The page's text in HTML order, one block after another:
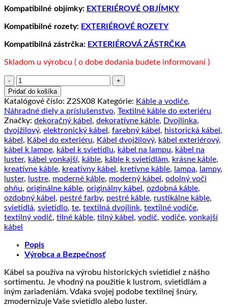
Kompatibilné objímky: EXTERIÉROVÉ OBJÍMKY
Kompatibilné rozety: EXTERIÉROVÉ ROZETY
Kompatibilná zástrčka: EXTERIÉROVÁ ZÁSTRČKA
Skladom u výrobcu ( o dobe dodania budete informovaní )
množstvo
Kábel
do
exteriéru
dvojžilový
v
podobe
textilnej
šnúry
so
vzorom,
Pixel,
bavlna,
2
x
1mm,
meter
Pridať do košíka
Katalógové číslo: Z2SX08 Kategórie: Káble a vodiče,
Náhradné diely a príslušenstvo, Textilné káble do exteriéru
Značky: dekoračný kábel , dekoratívne káble, Dvojlinka,
dvojžilový, elektronický kábel , farebný kábel , historická kábel ,
kábel , Kábel do exteriéru, Kábel dvojžilový, kábel exteriérový,
kábel k lampe, kábel k svietidlu, kábel na lampu, kábel na
luster, kábel vonkajší, káble, káble k svietidlám, krásne káble,
kreatívne káble, kreatívny kábel , kretívne káble, lampa, lampy,
luster, lustre, moderné káble, moderný kábel , odolný voči
ohňu, originálne káble, originálny kábel , ozdobná káble,
ozdobný kábel , pestré farby, pestré káble, rustikálne káble,
svietidlá, svietidlo, te, textilná dvojlink, textilné vodiče,
textilný vodič, tilné káble, tilný kábel , vodič, vodiče, vonkajší
kábel
Popis
Výrobca a Bezpečnosť
Kábel sa používa na výrobu historických svietidiel z nášho
sortimentu. Je vhodný na použitie k lustrom, svietidlám a
iným zariadeniám. Vďaka svojej podobe textilnej šnúry,
zmodernizuje Vaše svietidlo alebo luster.